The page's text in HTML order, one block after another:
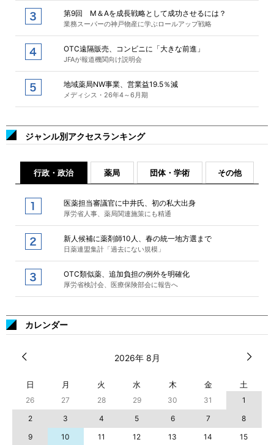
第9回 M＆Aを成長戦略として成功させるには？
業務スーパーの神戸物産に学ぶロールアップ戦略
OTC遠隔販売、コンビニに「大きな前進」
JFAが報道機関向け説明会
地域薬局NW事業、営業益19.5％減
メディシス・26年4～6月期
ジャンル別アクセスランキング
行政・政治 薬局 団体・学術 その他
医薬担当審議官に中井氏、初の私大出身
厚労省人事、薬局関連施策にも精通
新人候補に薬剤師10人、春の統一地方選まで
日薬連盟集計「過去にない規模」
OTC類似薬、追加負担の例外を明確化
厚労省検討会、医療保険部会に報告へ
カレンダー
2026年 8月
日 月 火 水 木 金 土
26 27 28 29 30 31
1
2
3 4 5 6 7
8
9
10 11 12 13 14
15